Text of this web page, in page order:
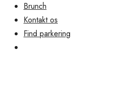
Brunch
Kontakt os
Find parkering